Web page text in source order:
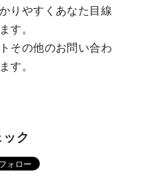
りやすくあなた目線
す。
その他のお問い合わ
す。
ク